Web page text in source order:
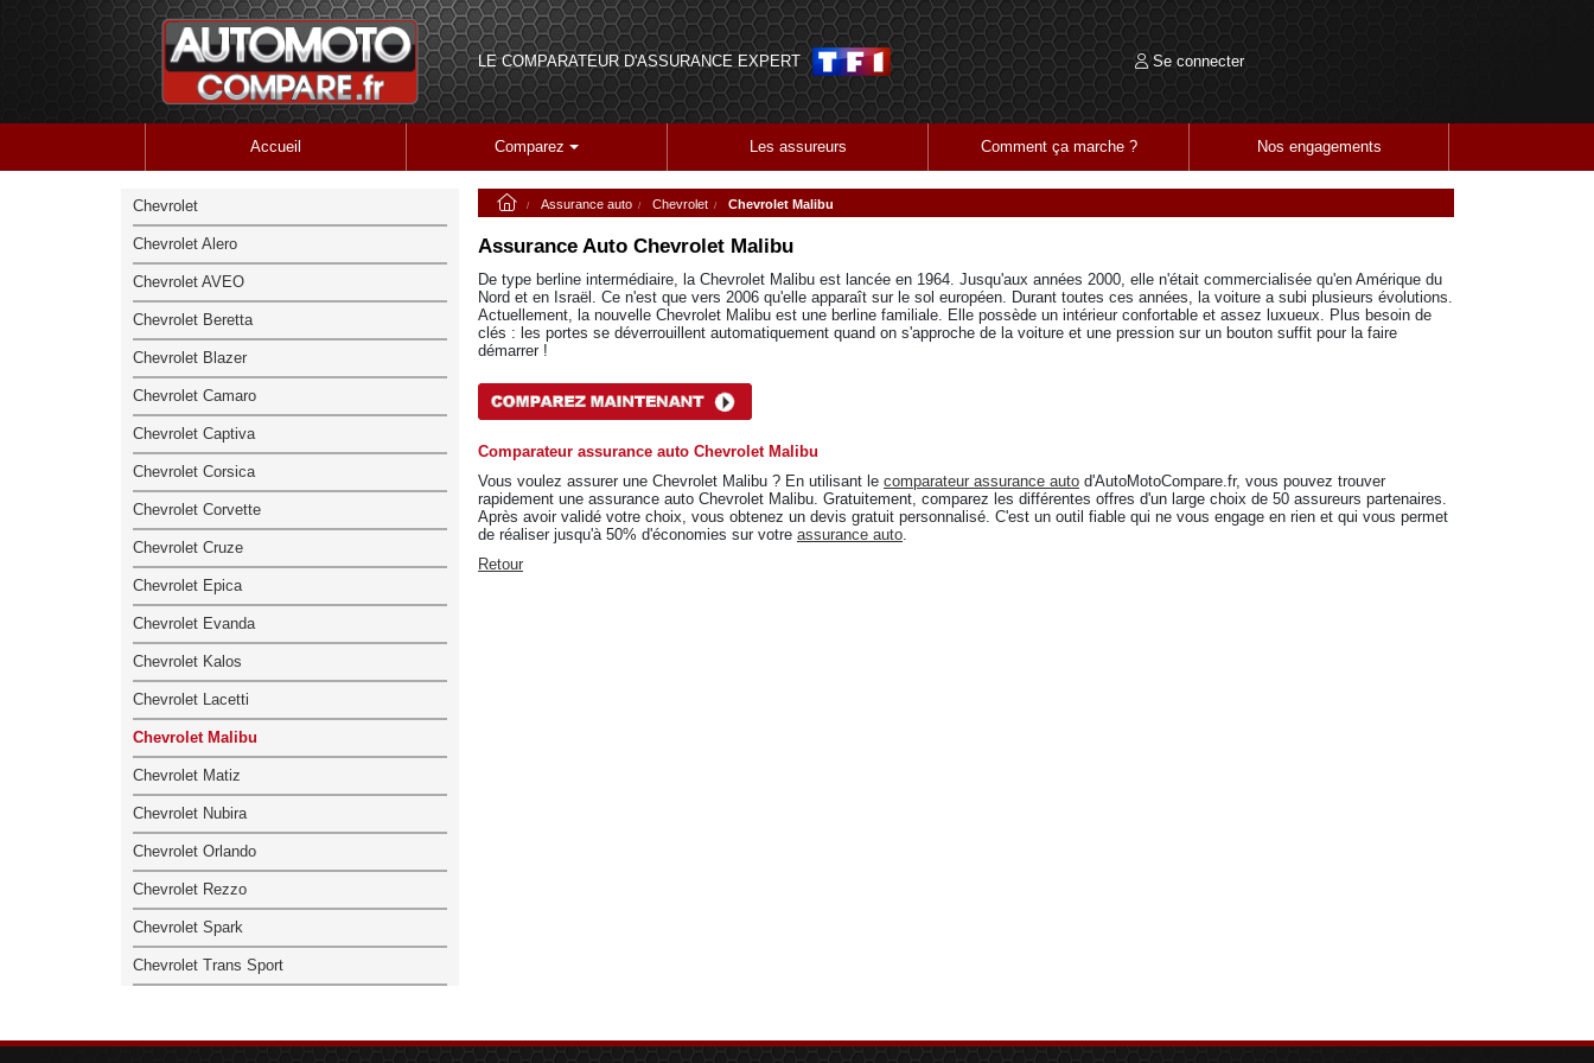
LE COMPARATEUR D'ASSURANCE EXPERT Se connecter
Accueil Comparez Les assureurs Comment ça marche ? Nos engagements
Assurance auto Chevrolet Chevrolet Malibu
Assurance Auto Chevrolet Malibu
De type berline intermédiaire, la Chevrolet Malibu est lancée en 1964. Jusqu'aux années 2000, elle n'était commercialisée qu'en Amérique du
Nord et en Israël. Ce n'est que vers 2006 qu'elle apparaît sur le sol européen. Durant toutes ces années, la voiture a subi plusieurs évolutions.
Actuellement, la nouvelle Chevrolet Malibu est une berline familiale. Elle possède un intérieur confortable et assez luxueux. Plus besoin de
clés : les portes se déverrouillent automatiquement quand on s'approche de la voiture et une pression sur un bouton suffit pour la faire
démarrer !
Comparateur assurance auto Chevrolet Malibu
Vous voulez assurer une Chevrolet Malibu ? En utilisant le comparateur assurance auto d'AutoMotoCompare.fr, vous pouvez trouver
rapidement une assurance auto Chevrolet Malibu. Gratuitement, comparez les différentes offres d'un large choix de 50 assureurs partenaires.
Après avoir validé votre choix, vous obtenez un devis gratuit personnalisé. C'est un outil fiable qui ne vous engage en rien et qui vous permet
de réaliser jusqu'à 50% d'économies sur votre assurance auto
Retour
Chevrolet
Chevrolet Alero
Chevrolet AVEO
Chevrolet Beretta
Chevrolet Blazer
Chevrolet Camaro
Chevrolet Captiva
Chevrolet Corsica
Chevrolet Corvette
Chevrolet Cruze
Chevrolet Epica
Chevrolet Evanda
Chevrolet Kalos
Chevrolet Lacetti
Chevrolet Malibu
Chevrolet Matiz
Chevrolet Nubira
Chevrolet Orlando
Chevrolet Rezzo
Chevrolet Spark
Chevrolet Trans Sport